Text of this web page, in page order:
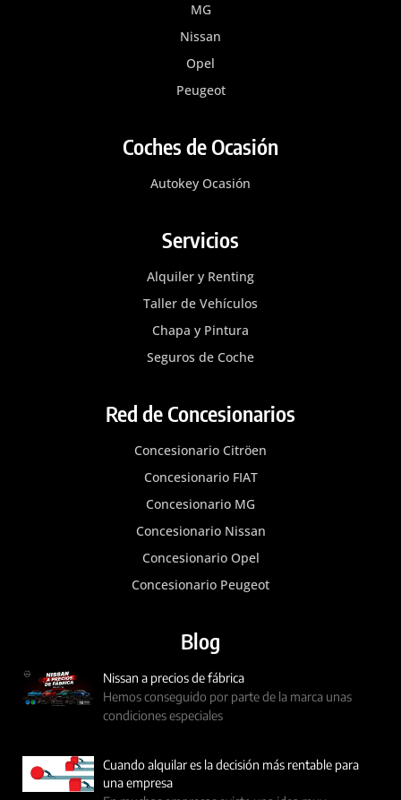
MG
Nissan
Opel
Peugeot
Coches de Ocasión
Autokey Ocasión
Servicios
Alquiler y Renting
Taller de Vehículos
Chapa y Pintura
Seguros de Coche
Red de Concesionarios
Concesionario Citröen
Concesionario FIAT
Concesionario MG
Concesionario Nissan
Concesionario Opel
Concesionario Peugeot
Blog
Nissan a precios de fábrica
Hemos conseguido por parte de la marca unas
condiciones especiales
Cuando alquilar es la decisión más rentable para
una empresa